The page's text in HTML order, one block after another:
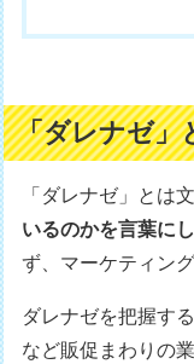
「ダレナゼ」
「ダレナゼ」とは
いるのかを言葉に
ず、マーケティン
ダレナゼを把握す
など販促まわりの